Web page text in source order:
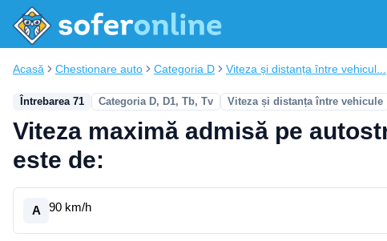
Acasă Chestionare auto Categoria D Viteza și distanța între vehicul...
Întrebarea 71 Categoria D, D1, Tb, Tv Viteza și distanța între vehicule
Viteza maximă admisă pe
este de:
A 90 km/h